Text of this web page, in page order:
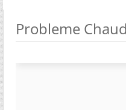
Probleme